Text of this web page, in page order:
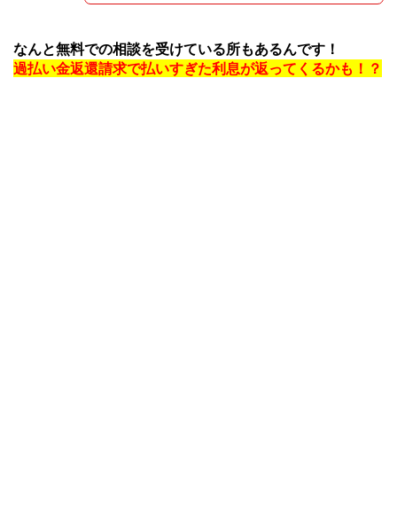
なんと無料での相談を受けている所もあるんです！
過払い金返還請求で払いすぎた利息が返ってくるかも！？